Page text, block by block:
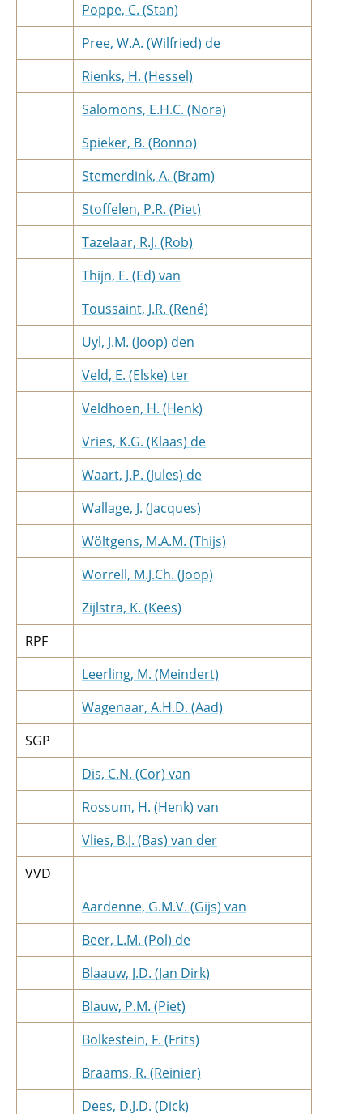
Poppe, C. (Stan)
Pree, W.A. (Wilfried) de
Rienks, H. (Hessel)
Salomons, E.H.C. (Nora)
Spieker, B. (Bonno)
Stemerdink, A. (Bram)
Stoffelen, P.R. (Piet)
Tazelaar, R.J. (Rob)
Thijn, E. (Ed) van
Toussaint, J.R. (René)
Uyl, J.M. (Joop) den
Veld, E. (Elske) ter
Veldhoen, H. (Henk)
Vries, K.G. (Klaas) de
Waart, J.P. (Jules) de
Wallage, J. (Jacques)
Wöltgens, M.A.M. (Thijs)
Worrell, M.J.Ch. (Joop)
Zijlstra, K. (Kees)
RPF
Leerling, M. (Meindert)
Wagenaar, A.H.D. (Aad)
SGP
Dis, C.N. (Cor) van
Rossum, H. (Henk) van
Vlies, B.J. (Bas) van der
VVD
Aardenne, G.M.V. (Gijs) van
Beer, L.M. (Pol) de
Blaauw, J.D. (Jan Dirk)
Blauw, P.M. (Piet)
Bolkestein, F. (Frits)
Braams, R. (Reinier)
Dees, D.J.D. (Dick)